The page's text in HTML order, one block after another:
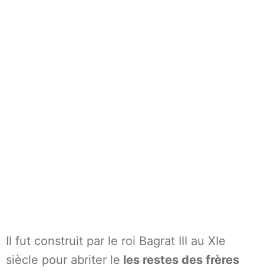
Il fut construit par le roi Bagrat III au XIe
siècle pour abriter le les restes des frères